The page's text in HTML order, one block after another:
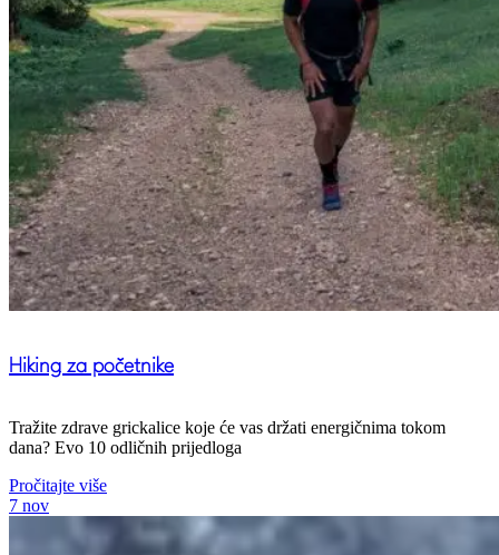
Hiking za početnike
Tražite zdrave grickalice koje će vas držati energičnima tokom
dana? Evo 10 odličnih prijedloga
Pročitajte više
7 nov